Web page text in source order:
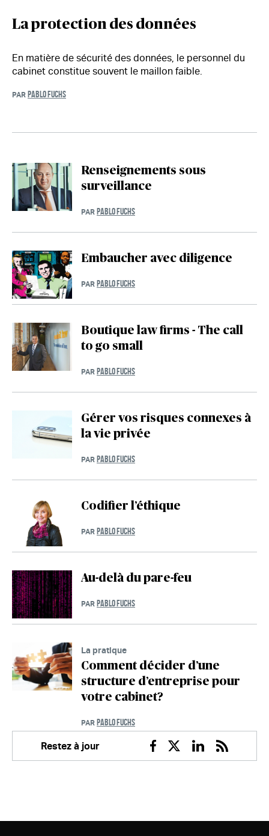
La protection des données
En matière de sécurité des données, le personnel du
cabinet constitue souvent le maillon faible.
PAR PABLO FUCHS
Renseignements sous
surveillance
PAR PABLO FUCHS
Embaucher avec diligence
PAR PABLO FUCHS
Boutique law firms - The call
to go small
PAR PABLO FUCHS
Gérer vos risques connexes à
la vie privée
PAR PABLO FUCHS
Codifier l’éthique
PAR PABLO FUCHS
Au-delà du pare-feu
PAR PABLO FUCHS
La pratique
Comment décider d’une
structure d’entreprise pour
votre cabinet?
PAR PABLO FUCHS
Restez à jour
Facebook
TwitterLinkedin
RSS